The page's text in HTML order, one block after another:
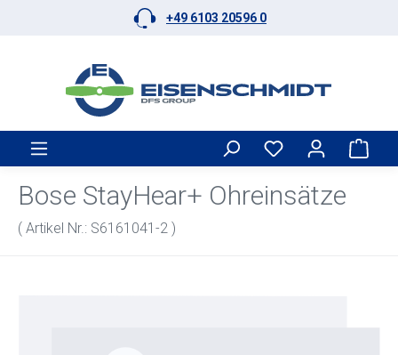
Zum Hauptinhalt springen+49 6103 20596 0
Bose StayHear+ Ohreinsätze
( Artikel Nr.: S6161041-2 )